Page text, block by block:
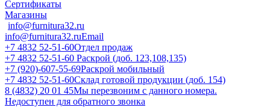
Сертификаты
Магазины
info@furnitura32.ru
info@furnitura32.ruEmail
+7 4832 52-51-60Отдел продаж
+7 4832 52-51-60 Раскрой (доб. 123,108,135)
+7 (920)-607-55-69Раскрой мобильный
+7 4832 52-51-60Склад готовой продукции (доб. 154)
8 (4832) 20 01 45Мы перезвоним с данного номера.
Недоступен для обратного звонка